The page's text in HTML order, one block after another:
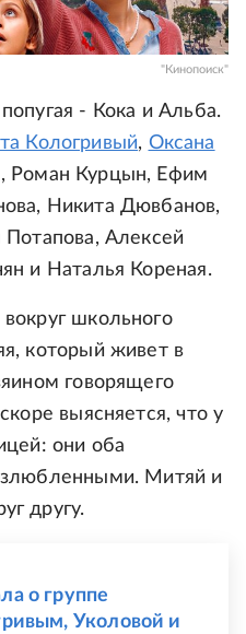
"Кинопоиск"
- Кока и Альба.
Кологривый, Оксана
Роман Курцын, Ефим
Никита Дювбанов,
Алексей
и Наталья Кореная.
школьного
который живет в
говорящего
выясняется, что у
они оба
Митяй и
другу.
о группе
Уколовой и